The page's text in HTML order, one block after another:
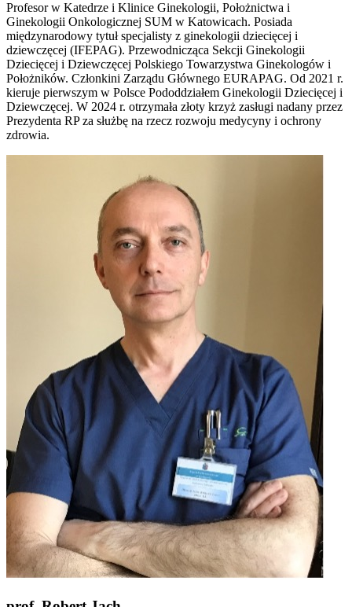
Profesor w Katedrze i Klinice Ginekologii, Położnictwa i
Ginekologii Onkologicznej SUM w Katowicach. Posiada
międzynarodowy tytuł specjalisty z ginekologii dziecięcej i
dziewczęcej (IFEPAG). Przewodnicząca Sekcji Ginekologii
Dziecięcej i Dziewczęcej Polskiego Towarzystwa Ginekologów i
Położników. Członkini Zarządu Głównego EURAPAG. Od 2021 r.
kieruje pierwszym w Polsce Pododdziałem Ginekologii Dziecięcej i
Dziewczęcej. W 2024 r. otrzymała złoty krzyż zasługi nadany przez
Prezydenta RP za służbę na rzecz rozwoju medycyny i ochrony
zdrowia.